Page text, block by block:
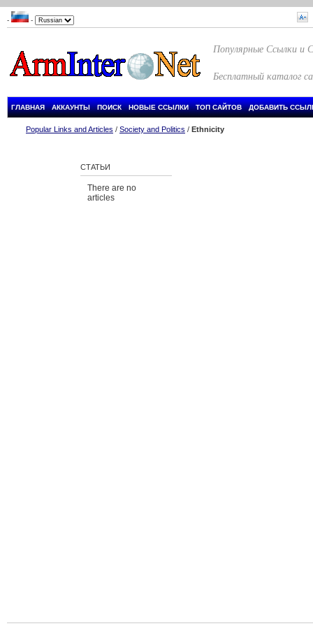
- -
Популярные Ссылки и
Бесплатный каталог
ГЛАВНАЯ АККАУНТЫ ПОИСК НОВЫЕ ССЫЛКИ ТОП САЙТОВ ДОБАВИТЬ
Popular Links and Articles / Society and Politics / Ethnicity
СТАТЬИ
There are no
articles